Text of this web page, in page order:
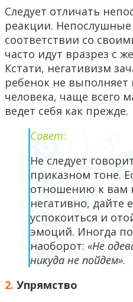
Следует отличать
реакции.
соответствии со
часто идут вразрез с
Кстати, негативизм
ребенок не
человека, чаще всего
ведет себя как прежде.
Совет:
Не следует
приказном тоне.
отношению к вам
негативно, дайте
успокоиться и
эмоций. Иногда
наоборот: «Не
никуда не пойдем».
2. Упрямство